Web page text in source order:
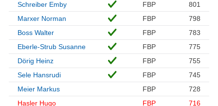
Schreiber Emby
FBP
801
Marxer Norman
FBP
798
Boss Walter
FBP
783
Eberle-Strub Susanne
FBP
775
Dörig Heinz
FBP
755
Sele Hansrudi
FBP
745
Meier Markus
FBP
728
Hasler Hugo
FBP 716